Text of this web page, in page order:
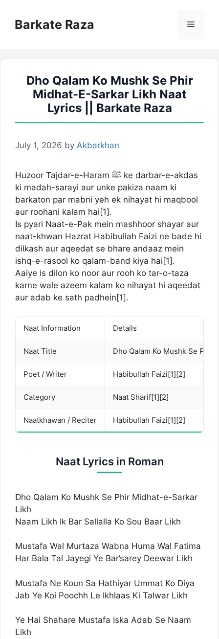
contentBarkate Raza Menu
Dho Qalam Ko Mushk Se Phir
Midhat-E-Sarkar Likh Naat
Lyrics || Barkate Raza
July 1, 2026 by Akbarkhan
Huzoor Tajdar-e-Haram ﷺ ke darbar-e-akdas
ki madah-sarayi aur unke pakiza naam ki
barkaton par mabni yeh ek nihayat hi maqbool
aur roohani kalam hai[1].
Is pyari Naat-e-Pak mein mashhoor shayar aur
naat-khwan Hazrat Habibullah Faizi ne bade hi
dilkash aur aqeedat se bhare andaaz mein
ishq-e-rasool ko qalam-band kiya hai[1].
Aaiye is dilon ko noor aur rooh ko tar-o-taza
karne wale azeem kalam ko nihayat hi aqeedat
aur adab ke sath padhein[1].
Naat Information Details
Naat Title Dho Qalam Ko Mushk Se
Poet / Writer Habibullah Faizi[1][2]
Category Naat Sharif[1][2]
Naatkhawan / Reciter Habibullah Faizi[1][2]
Naat Lyrics in Roman
Dho Qalam Ko Mushk Se Phir Midhat-e-Sarkar
Likh
Naam Likh Ik Bar Sallalla Ko Sou Baar Likh
Mustafa Wal Murtaza Wabna Huma Wal Fatima
Har Bala Tal Jayegi Ye Bar’sarey Deewar Likh
Mustafa Ne Koun Sa Hathiyar Ummat Ko Diya
Jab Ye Koi Poochh Le Ikhlaas Ki Talwar Likh
Ye Hai Shahare Mustafa Iska Adab Se Naam
Likh